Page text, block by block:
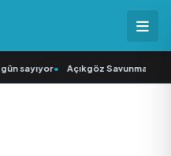
sayıyor• Açıkgöz Savunma